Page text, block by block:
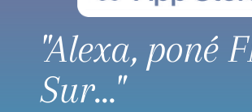
"Alexa, poné
Sur..."